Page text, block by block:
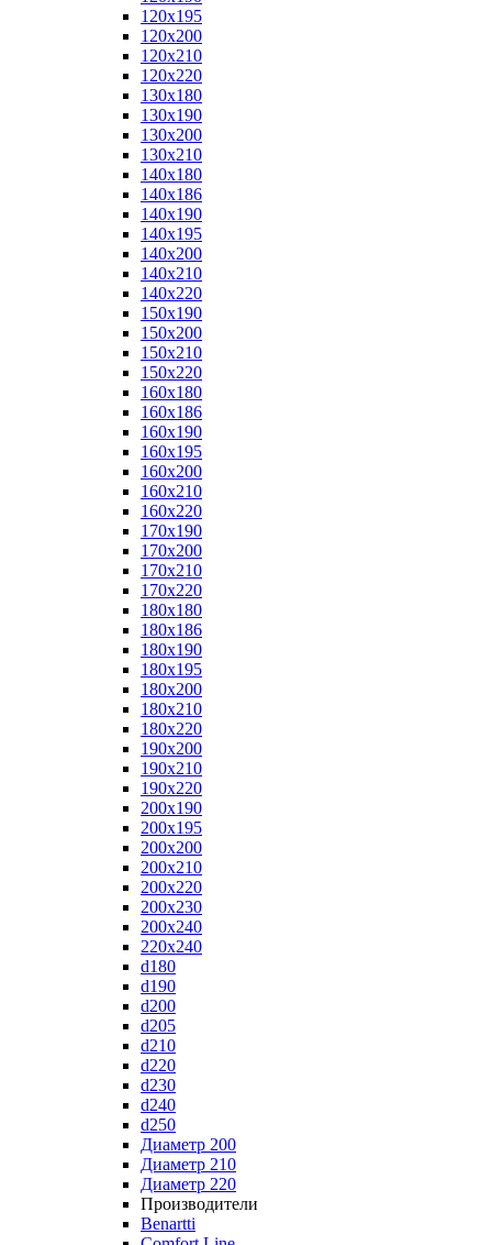
120x195
120x200
120x210
120x220
130x180
130x190
130x200
130x210
140x180
140x186
140x190
140x195
140x200
140x210
140x220
150x190
150x200
150x210
150x220
160x180
160x186
160x190
160x195
160x200
160x210
160x220
170x190
170x200
170x210
170x220
180x180
180x186
180x190
180x195
180x200
180x210
180x220
190x200
190x210
190x220
200x190
200x195
200x200
200x210
200x220
200x230
200x240
220x240
d180
d190
d200
d205
d210
d220
d230
d240
d250
Диаметр 200
Диаметр 210
Диаметр 220
Производители
Benartti